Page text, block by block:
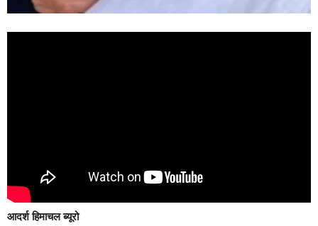
आदर्श हिमाचल ब्यूरो